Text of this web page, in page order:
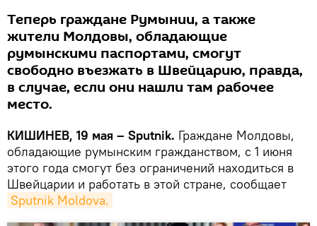
Теперь граждане Румынии, а также
жители Молдовы, обладающие
румынскими паспортами, смогут
свободно въезжать в Швейцарию, правда,
в случае, если они нашли там рабочее
место.
КИШИНЕВ, 19 мая – Sputnik. Граждане Молдовы,
обладающие румынским гражданством, с 1 июня
этого года смогут без ограничений находиться в
Швейцарии и работать в этой стране, сообщает
Sputnik Moldova.